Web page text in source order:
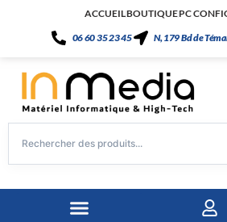
ACCUEILBOUTIQUEPC
06 60 35 23 45
N, 179 Bd de